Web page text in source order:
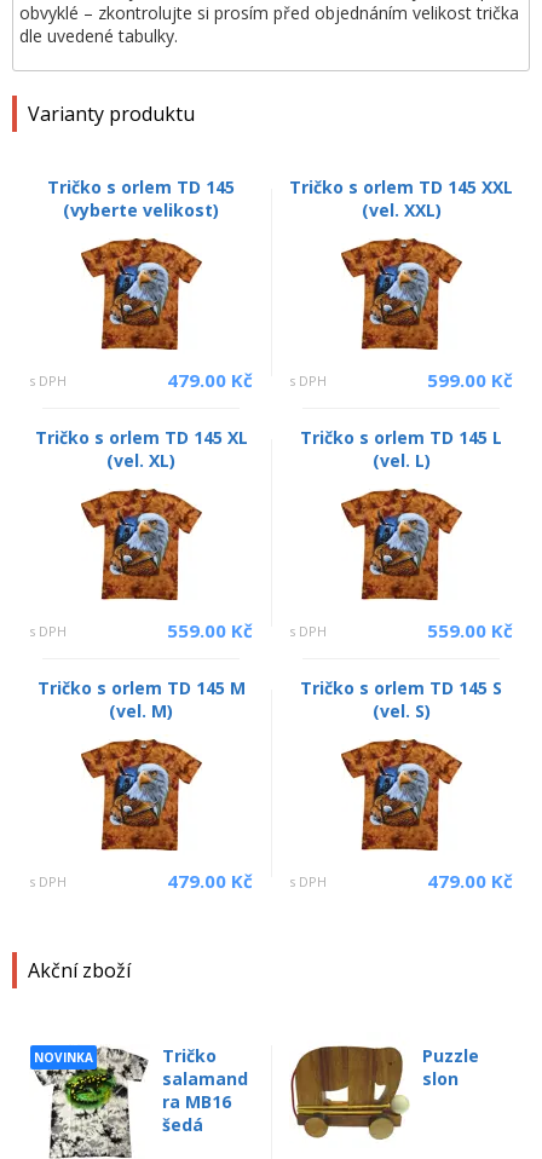
Akční zboží
NOVINKA
Tričko
salamand
ra MB16
šedá
Puzzle
slon
obvyklé – zkontrolujte si prosím před objednáním velikost trička
dle uvedené tabulky.
Varianty produktu
Tričko s orlem TD 145
(vyberte velikost)
s DPH 479.00 Kč
Tričko s orlem TD 145 XXL
(vel. XXL)
s DPH 599.00 Kč
Tričko s orlem TD 145 XL
(vel. XL)
s DPH 559.00 Kč
Tričko s orlem TD 145 L
(vel. L)
s DPH 559.00 Kč
Tričko s orlem TD 145 M
(vel. M)
s DPH 479.00 Kč
Tričko s orlem TD 145 S
(vel. S)
s DPH 479.00 Kč